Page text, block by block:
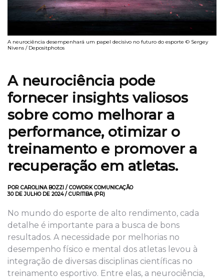
A neurociência desempenhará um papel decisivo no futuro do esporte © Sergey
Nivens / Depositphotos
A neurociência pode
fornecer insights valiosos
sobre como melhorar a
performance, otimizar o
treinamento e promover a
recuperação em atletas.
POR CAROLINA BOZZI / COWORK COMUNICAÇÃO
30 DE JULHO DE 2024 / CURITIBA (PR)
No mundo do esporte de alto rendimento, cada
detalhe é importante para a busca de bons
resultados. A necessidade por melhorias no
desempenho físico e mental dos atletas levou à
integração de diversas disciplinas científicas no
treinamento esportivo. Entre elas, a neurociência,